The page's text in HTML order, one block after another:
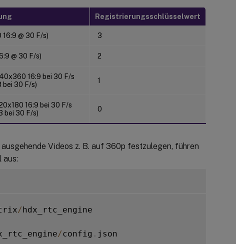
Registrierungsschlüsselwert
@ 30 F/s) 3
@ 30 F/s) 2
16:9 bei 30 F/s
30 F/s)
1
16:9 bei 30 F/s
bei 30 F/s)
0
Videos z. B. auf 360p festzulegen, führen
aus:
/hdx_rtc_engine
/config . json